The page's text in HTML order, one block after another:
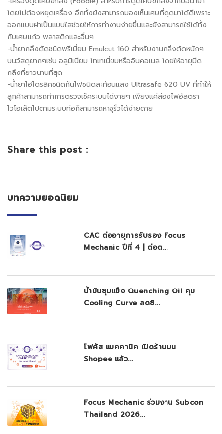
โดยไม่ต้องหยุดเครื่อง อีกทั้งยังสามารถมองเห็นเศษที่ดูดมาได้ดีเพราะ
ออกแบบฝาเป็นแบบใสช่วยให้การทำงานง่ายขึ้นและยังสามารถใช้ได้ทั้ง
กับเศษแก้ว พลาสติกและอื่นๆ
-น้ำยากลึงตัดชนิดพรีเมี่ยม Emulcut 160 สำหรับงานกลึงตัดหนักๆ
บนวัสดุยากๆเช่น อลูมิเนียม ไทเทเนี่ยมหรืออินคอเนล โดยให้อายุมีด
กลึงที่ยาวนานที่สุด
-น้ำยาไฮโดรลิคชนิดกันไฟชนิดสะท้อนแสง Ultrasafe 620 UV ที่ทำให้
ลูกค้าสามารถทำการตรวจเช็คระบบได่งายๆ เพียงแค่ส่องไฟอัลตรา
ไวโอเล็ตไปตามระบบท่อก็สามารถหาจุรั่วได้ง่ายดาย
Share this post :
บทความยอดนิยม
CAC ต่ออายุการรับรอง Focus
Mechanic ปีที่ 4 | ต่อต...
น้ำมันชุบแข็ง Quenching Oil คุม
Cooling Curve ลดชิ...
โฟคัส แมคคานิค เปิดร้านบน
Shopee แล้ว...
Focus Mechanic ร่วมงาน Subcon
Thailand 2026...